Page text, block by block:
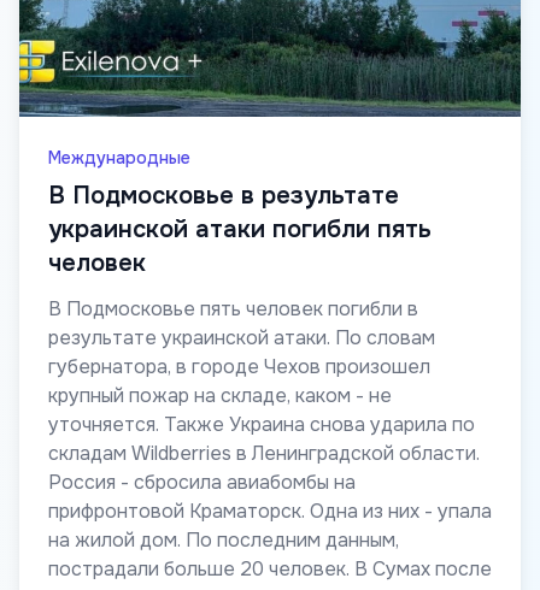
Международные
В Подмосковье в результате
украинской атаки погибли пять
человек
В Подмосковье пять человек погибли в
результате украинской атаки. По словам
губернатора, в городе Чехов произошел
крупный пожар на складе, каком - не
уточняется. Также Украина снова ударила по
складам Wildberries в Ленинградской области.
Россия - сбросила авиабомбы на
прифронтовой Краматорск. Одна из них - упала
на жилой дом. По последним данным,
пострадали больше 20 человек. В Сумах после